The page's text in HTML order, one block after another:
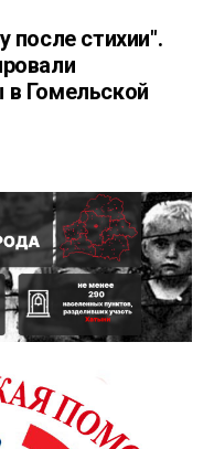
после стихии".
в Гомельской